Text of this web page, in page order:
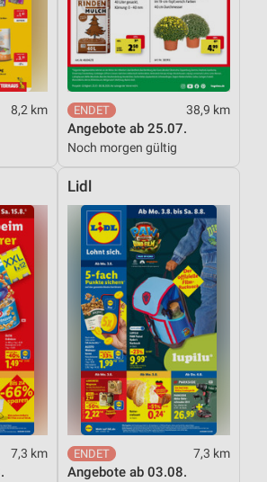
8,2 km 38,9 km
Angebote ab 25.07.
Noch morgen gültig
7,3 km
Lidl
7,3 km
Angebote ab 03.08.